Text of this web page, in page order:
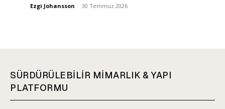
Ezgi Johansson - 30 Temmuz 2026
SÜRDÜRÜLEBİLİR MİMARLIK & YAPI
PLATFORMU